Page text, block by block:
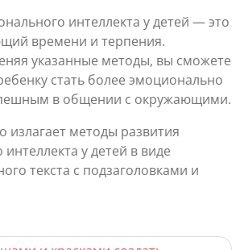
интеллекта у детей — это
времени и терпения.
указанные методы, вы сможете
стать более эмоционально
в общении с окружающими.
излагает методы развития
у детей в виде
текста с подзаголовками и